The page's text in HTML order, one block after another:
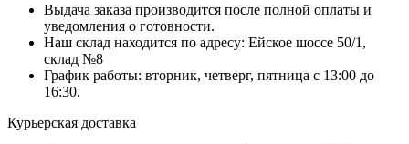
Выдача заказа производится после полной оплаты и
уведомления о готовности.
Наш склад находится по адресу: Ейское шоссе 50/1,
склад №8
График работы: вторник, четверг, пятница с 13:00 до
16:30.
Курьерская доставка